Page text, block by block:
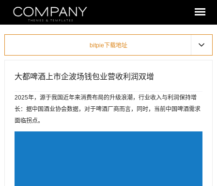
bitpie下载地址
大都啤酒上市企波场钱包业营收利润双增
2025年，源于我国近年来消费布局的升级浪潮，行业收入与利润保持增
长：据中国酒业协会数据，对于啤酒厂商而言，同时，当前中国啤酒需求
面临拐点。